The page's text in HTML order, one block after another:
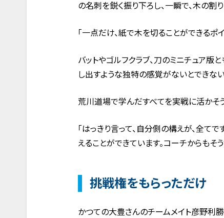
の名刺を鋭く振り下ろし、一瞬で、木の割
「一点だけ、紙で木を切ることができるポ
バットやゴルフクラブ、刀のミニチュア版
し出すような独特の感覚がないとできない
荒川道場で学んだすべてを実戦に活かそ
「はっきり言って、自分側の構えが、全て
えることができています。コーチからもそう
挑戦権をもらっただけ
かつての大豊さんのチームメイト彦野利勝